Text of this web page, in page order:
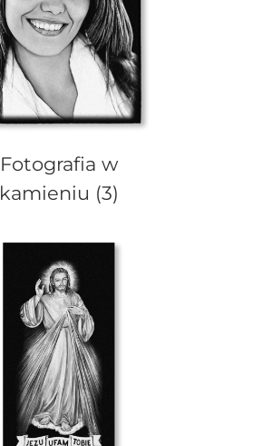
Fotografia w
kamieniu (3)